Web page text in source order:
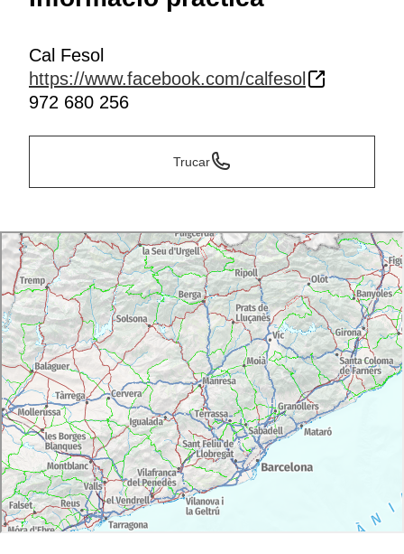
Cal Fesol
https://www.facebook.com/calfesol
972 680 256
Trucar